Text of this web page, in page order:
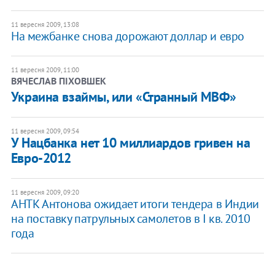
11 вересня 2009, 13:08
На межбанке снова дорожают доллар и евро
11 вересня 2009, 11:00
ВЯЧЕСЛАВ ПІХОВШЕК
Украина взаймы, или «Странный МВФ»
11 вересня 2009, 09:54
У Нацбанка нет 10 миллиардов гривен на
Евро-2012
11 вересня 2009, 09:20
АНТК Антонова ожидает итоги тендера в Индии
на поставку патрульных самолетов в І кв. 2010
года